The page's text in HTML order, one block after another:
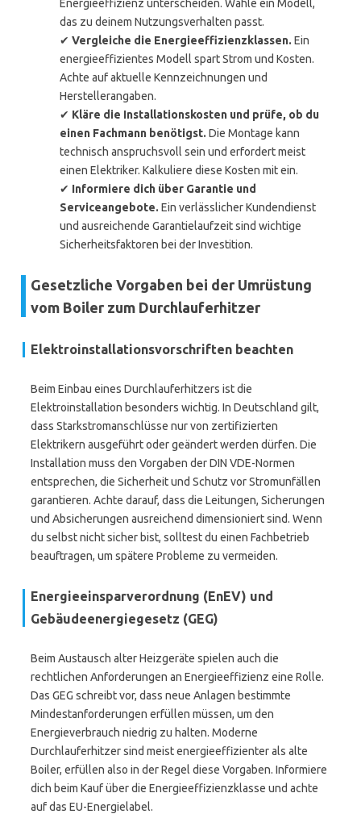
Energieeffizienz unterscheiden. Wähle ein Modell,
das zu deinem Nutzungsverhalten passt.
✔ Vergleiche die Energieeffizienzklassen. Ein
energieeffizientes Modell spart Strom und Kosten.
Achte auf aktuelle Kennzeichnungen und
Herstellerangaben.
✔ Kläre die Installationskosten und prüfe, ob du
einen Fachmann benötigst. Die Montage kann
technisch anspruchsvoll sein und erfordert meist
einen Elektriker. Kalkuliere diese Kosten mit ein.
✔ Informiere dich über Garantie und
Serviceangebote. Ein verlässlicher Kundendienst
und ausreichende Garantielaufzeit sind wichtige
Sicherheitsfaktoren bei der Investition.
Gesetzliche Vorgaben bei der Umrüstung
vom Boiler zum Durchlauferhitzer
Elektroinstallationsvorschriften beachten
Beim Einbau eines Durchlauferhitzers ist die
Elektroinstallation besonders wichtig. In Deutschland gilt,
dass Starkstromanschlüsse nur von zertifizierten
Elektrikern ausgeführt oder geändert werden dürfen. Die
Installation muss den Vorgaben der DIN VDE-Normen
entsprechen, die Sicherheit und Schutz vor Stromunfällen
garantieren. Achte darauf, dass die Leitungen, Sicherungen
und Absicherungen ausreichend dimensioniert sind. Wenn
du selbst nicht sicher bist, solltest du einen Fachbetrieb
beauftragen, um spätere Probleme zu vermeiden.
Energieeinsparverordnung (EnEV) und
Gebäudeenergiegesetz (GEG)
Beim Austausch alter Heizgeräte spielen auch die
rechtlichen Anforderungen an Energieeffizienz eine Rolle.
Das GEG schreibt vor, dass neue Anlagen bestimmte
Mindestanforderungen erfüllen müssen, um den
Energieverbrauch niedrig zu halten. Moderne
Durchlauferhitzer sind meist energieeffizienter als alte
Boiler, erfüllen also in der Regel diese Vorgaben. Informiere
dich beim Kauf über die Energieeffizienzklasse und achte
auf das EU-Energielabel.